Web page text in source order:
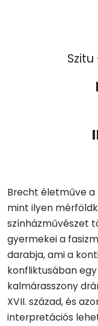
Brecht életműve a
mint ilyen
színházművészet
gyermekei a
darabja, ami a
konfliktusában
kalmárasszony
XVII. század, és
interpretációs